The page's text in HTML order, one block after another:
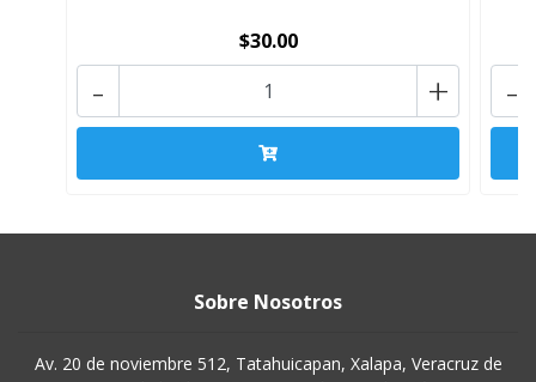
$30.00
+
- -
Sobre Nosotros
Av. 20 de noviembre 512, Tatahuicapan, Xalapa, Veracruz de